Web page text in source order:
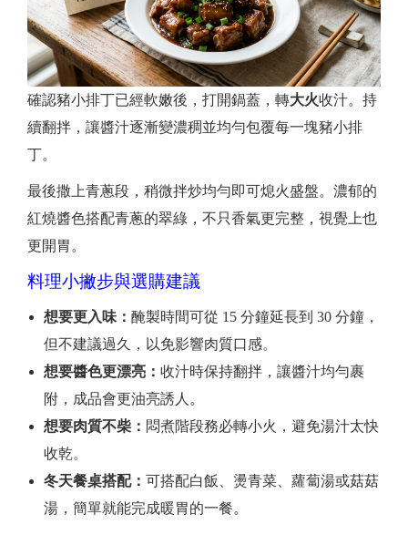
確認豬小排丁已經軟嫩後，打開鍋蓋，轉大火收汁。持
續翻拌，讓醬汁逐漸變濃稠並均勻包覆每一塊豬小排
丁。
最後撒上青蔥段，稍微拌炒均勻即可熄火盛盤。濃郁的
紅燒醬色搭配青蔥的翠綠，不只香氣更完整，視覺上也
更開胃。
料理小撇步與選購建議
想要更入味： 醃製時間可從 15 分鐘延長到 30 分鐘，
但不建議過久，以免影響肉質口感。
想要醬色更漂亮： 收汁時保持翻拌，讓醬汁均勻裹
附，成品會更油亮誘人。
想要肉質不柴： 悶煮階段務必轉小火，避免湯汁太快
收乾。
冬天餐桌搭配： 可搭配白飯、燙青菜、蘿蔔湯或菇菇
湯，簡單就能完成暖胃的一餐。